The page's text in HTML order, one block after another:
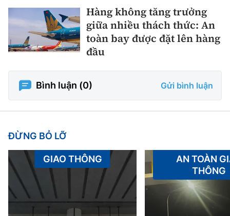
Hàng không tăng trưởng
giữa nhiều thách thức: An
toàn bay được đặt lên hàng
đầu
Bình luận (0) Gửi bình luận
ĐỪNG BỎ LỠ
GIAO THÔNG
AN TOÀN
THÔNG